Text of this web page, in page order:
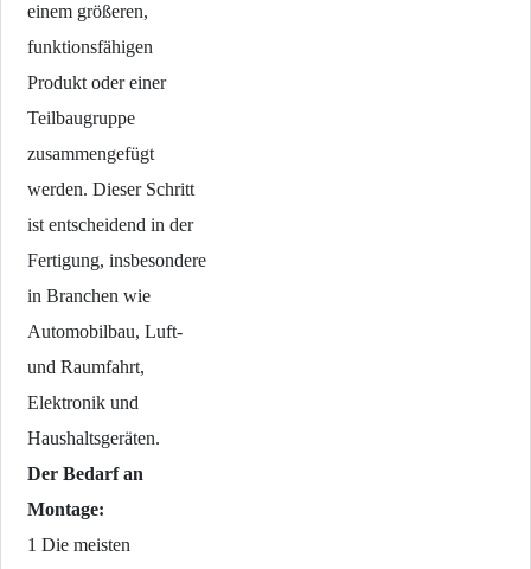
einem größeren,
funktionsfähigen
Produkt oder einer
Teilbaugruppe
zusammengefügt
werden. Dieser Schritt
ist entscheidend in der
Fertigung, insbesondere
in Branchen wie
Automobilbau, Luft-
und Raumfahrt,
Elektronik und
Haushaltsgeräten.
Der Bedarf an
Montage:
1 Die meisten